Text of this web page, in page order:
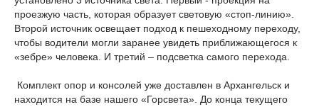
проезжую часть, которая образует световую «стоп-линию».
Второй источник освещает подход к пешеходному переходу,
чтобы водители могли заранее увидеть приближающегося к
«зебре» человека. И третий – подсветка самого перехода.
Комплект опор и консолей уже доставлен в Архангельск и
находится на базе нашего «Горсвета». До конца текущего